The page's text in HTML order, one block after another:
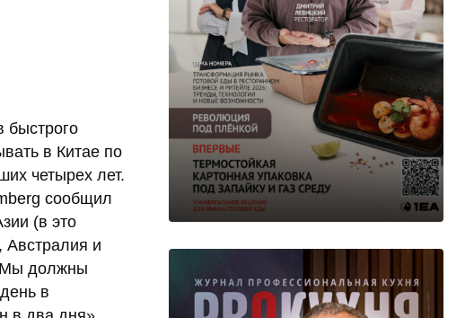
быстрого
в Китае по
четырех лет.
сообщил
(в это
Австралия и
должны
в